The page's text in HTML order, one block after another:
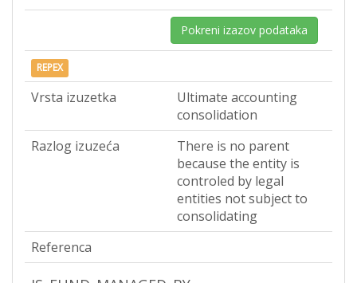
Pokreni izazov podataka
REPEX
Vrsta izuzetka
Ultimate accounting
consolidation
Razlog izuzeća
There is no parent
because the entity is
controled by legal
entities not subject to
consolidating
Referenca